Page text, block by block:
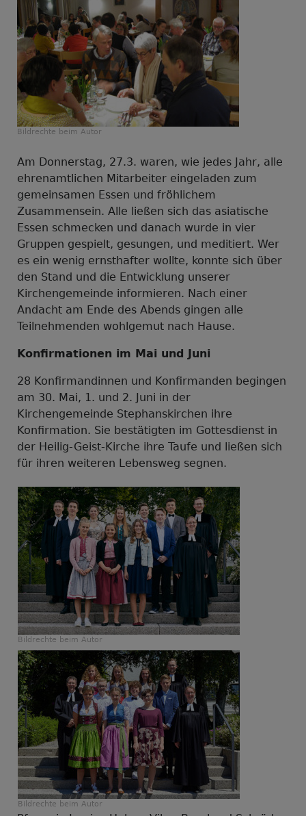
Bildrechte beim Autor
Am Donnerstag, 27.3. waren, wie jedes Jahr, alle
ehrenamtlichen Mitarbeiter eingeladen zum
gemeinsamen Essen und fröhlichem
Zusammensein. Alle ließen sich das asiatische
Essen schmecken und danach wurde in vier
Gruppen gespielt, gesungen, und meditiert. Wer
es ein wenig ernsthafter wollte, konnte sich über
den Stand und die Entwicklung unserer
Kirchengemeinde informieren. Nach einer
Andacht am Ende des Abends gingen alle
Teilnehmenden wohlgemut nach Hause.
Konfirmationen im Mai und Juni
28 Konfirmandinnen und Konfirmanden begingen
am 30. Mai, 1. und 2. Juni in der
Kirchengemeinde Stephanskirchen ihre
Konfirmation. Sie bestätigten im Gottesdienst in
der Heilig-Geist-Kirche ihre Taufe und ließen sich
für ihren weiteren Lebensweg segnen.
Bildrechte beim Autor
Bildrechte beim Autor